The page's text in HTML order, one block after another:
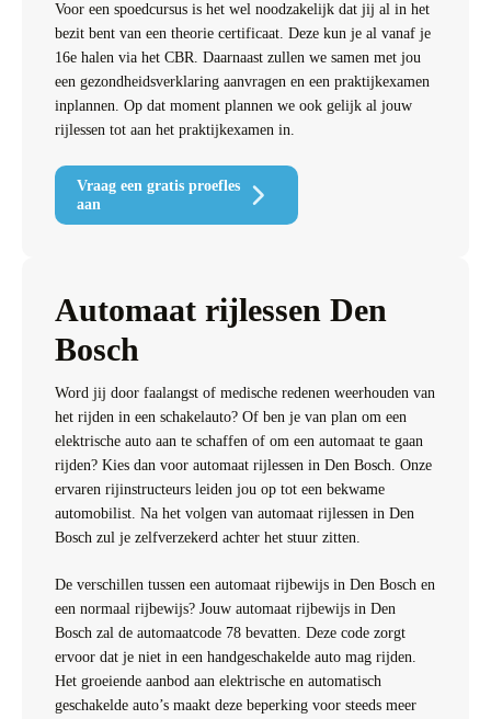
Voor een spoedcursus is het wel noodzakelijk dat jij al in het
bezit bent van een theorie certificaat. Deze kun je al vanaf je
16e halen via het CBR. Daarnaast zullen we samen met jou
een gezondheidsverklaring aanvragen en een praktijkexamen
inplannen. Op dat moment plannen we ook gelijk al jouw
rijlessen tot aan het praktijkexamen in.
Vraag een gratis proefles
aan
Automaat rijlessen Den
Bosch
Word jij door faalangst of medische redenen weerhouden van
het rijden in een schakelauto? Of ben je van plan om een
elektrische auto aan te schaffen of om een automaat te gaan
rijden? Kies dan voor automaat rijlessen in Den Bosch. Onze
ervaren rijinstructeurs leiden jou op tot een bekwame
automobilist. Na het volgen van automaat rijlessen in Den
Bosch zul je zelfverzekerd achter het stuur zitten.
De verschillen tussen een automaat rijbewijs in Den Bosch en
een normaal rijbewijs? Jouw automaat rijbewijs in Den
Bosch zal de automaatcode 78 bevatten. Deze code zorgt
ervoor dat je niet in een handgeschakelde auto mag rijden.
Het groeiende aanbod aan elektrische en automatisch
geschakelde auto’s maakt deze beperking voor steeds meer